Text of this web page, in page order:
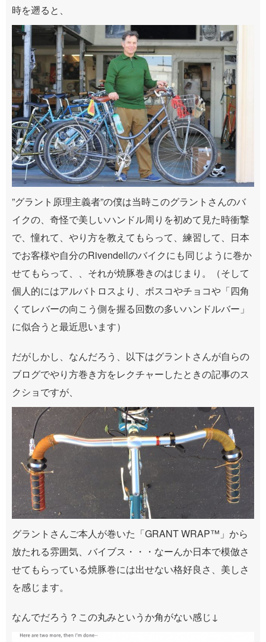
時を遡ると、
”グラント原理主義者”の僕は当時このグラントさんのバ
イクの、奇怪で美しいハンドル周りを初めて見た時衝撃
で、憧れて、やり方を教えてもらって、練習して、日本
でお客様や自分のRivendellのバイクにも同じように巻か
せてもらって、、それが焼豚巻きのはじまり。（そして
個人的にはアルバトロスより、ボスコやチョコや「四角
くてレバーの向こう側を握る回数の多いハンドルバー」
に似合うと最近思います）
だがしかし、なんだろう、以下はグラントさんが自らの
ブログでやり方巻き方をレクチャーしたときの記事のス
クショですが、
グラントさんご本人が巻いた「GRANT WRAP™️」から
放たれる雰囲気、バイブス・・・なーんか日本で模倣さ
せてもらっている焼豚巻には出せない格好良さ、美しさ
を感じます。
なんでだろう？この丸みというか角がない感じ↓